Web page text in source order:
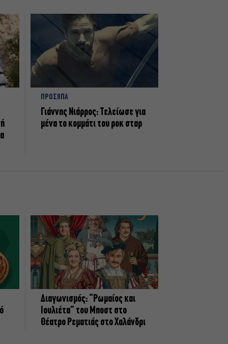
ΠΡΟΣΩΠΑ
Γιάννης Νιάρρος: Τελείωσε για
μένα το κομμάτι του ροκ σταρ
Διαγωνισμός: “Ρωμαίος και
Ιουλιέτα” του Μποστ στο
Θέατρο Ρεματιάς στο Χαλάνδρι